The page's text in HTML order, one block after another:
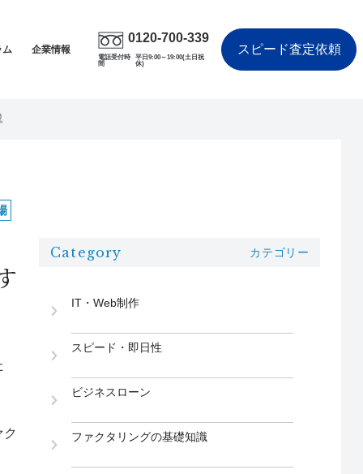
ム 企業情報
0120-700-339
電話受付時
間
平日9:00～19:00(土日祝
休)
スピード査定依頼
Category カテゴリー
IT・Web制作
スピード・即日性
ビジネスローン
ファクタリングの基礎知識